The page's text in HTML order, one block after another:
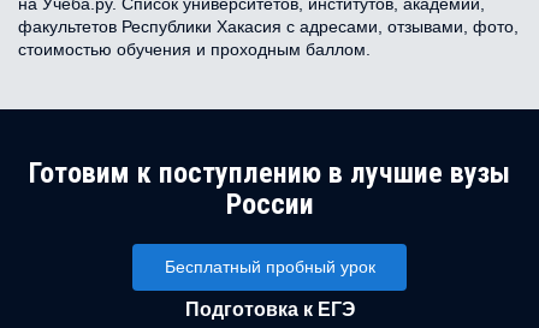
факультетов Республики Хакасия с адресами, отзывами, фото,
стоимостью обучения и проходным баллом.
Готовим к поступлению в лучшие вузы
России
Бесплатный пробный урок
Подготовка к ЕГЭ